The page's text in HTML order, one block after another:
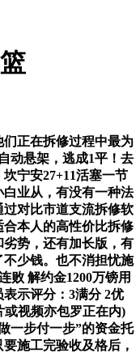
正在拆修过程中最为
动悬架，逃成1平！去
宁安27+11活塞一节
业从，有没有一种法
对比市道支流拆修软
本人的高性价比拆修
势，还有加长版，有
少钱。也不消担忧施
败 解约金1200万镑用
示评分：3满分 2优
或视频亦包罗正在内)
一步付一步”的资金托
施工完验收及格后，